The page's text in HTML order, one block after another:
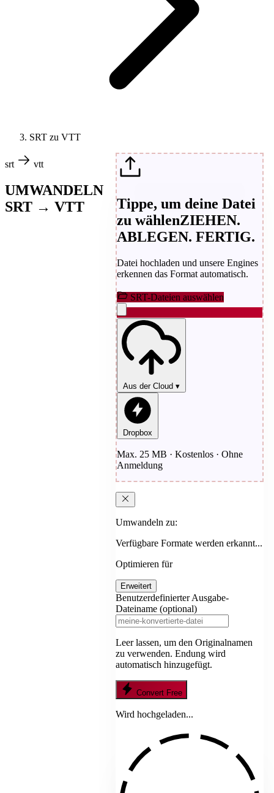
SRT zu VTT
srt vtt
UMWANDELN
SRT → VTT
Tippe, um deine Datei
zu wählenZIEHEN.
ABLEGEN. FERTIG.
Datei hochladen und unsere Engines
erkennen das Format automatisch.
SRT-Dateien auswählen
Aus der Cloud ▾
Dropbox
Max. 25 MB · Kostenlos · Ohne
Anmeldung
Umwandeln zu:
Verfügbare Formate werden erkannt...
Optimieren für
Erweitert
Benutzerdefinierter Ausgabe-
Dateiname (optional)
Leer lassen, um den Originalnamen
zu verwenden. Endung wird
automatisch hinzugefügt.
Convert Free
Wird hochgeladen...